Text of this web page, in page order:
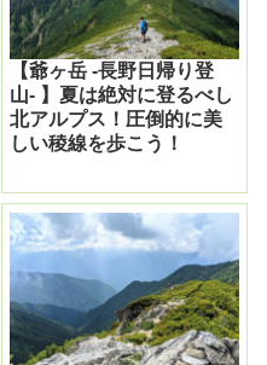
【爺ヶ岳 -長野日帰り登
山- 】夏は絶対に登るべし
北アルプス！圧倒的に美
しい稜線を歩こう！